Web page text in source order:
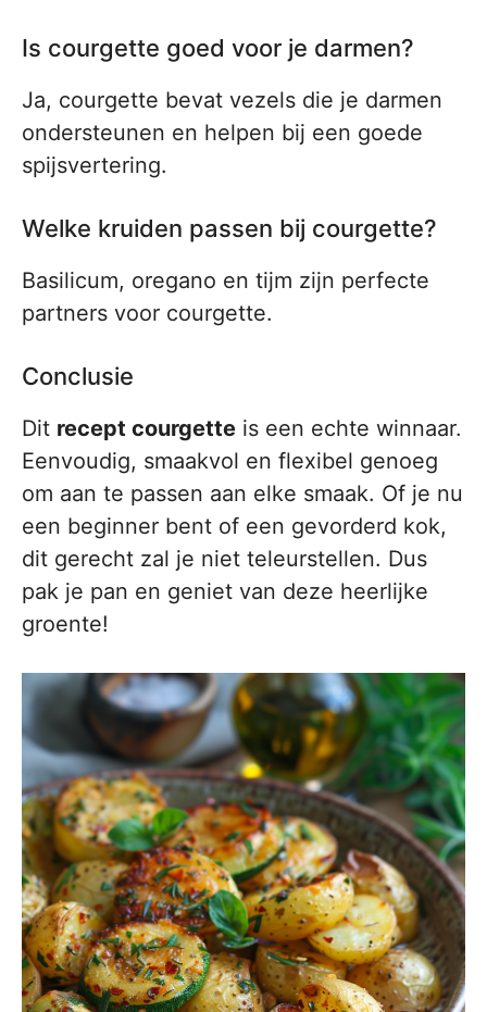
Is courgette goed voor je darmen?
Ja, courgette bevat vezels die je darmen
ondersteunen en helpen bij een goede
spijsvertering.
Welke kruiden passen bij courgette?
Basilicum, oregano en tijm zijn perfecte
partners voor courgette.
Conclusie
Dit recept courgette is een echte winnaar.
Eenvoudig, smaakvol en flexibel genoeg
om aan te passen aan elke smaak. Of je nu
een beginner bent of een gevorderd kok,
dit gerecht zal je niet teleurstellen. Dus
pak je pan en geniet van deze heerlijke
groente!